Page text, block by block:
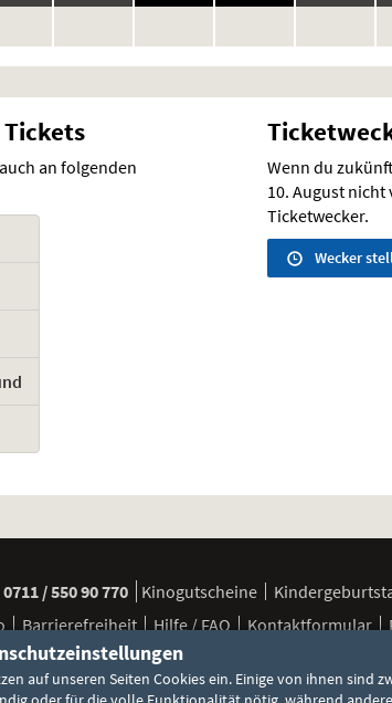
VorstellungenVorstellungenVorstellungen
an folgenden
Wenn du
10. August
Ticketwecker.
Wecker
0711 / 550 90 770 Kinogutscheine
Barrierefreiheit Hilfe / FAQ Kontaktformular
/ Jugendschutz Besuchsbedingungen
auf unseren Seiten Cookies ein. Einige von ihnen sind